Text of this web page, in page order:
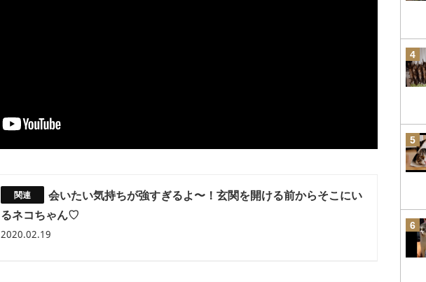
会いたい気持ちが強すぎるよ〜！玄関を開ける前からそこにい
るネコちゃん♡
2020.02.19
4
5
6